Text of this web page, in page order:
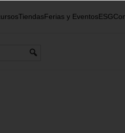
TiendasFerias y EventosESG